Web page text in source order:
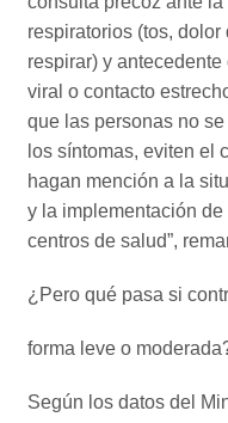
respiratorios (tos,
respirar) y
viral o contacto
que las personas no
los síntomas, eviten el
hagan mención a la
y la implementación
centros de salud”,
¿Pero qué pasa si
forma leve o
Según los datos del